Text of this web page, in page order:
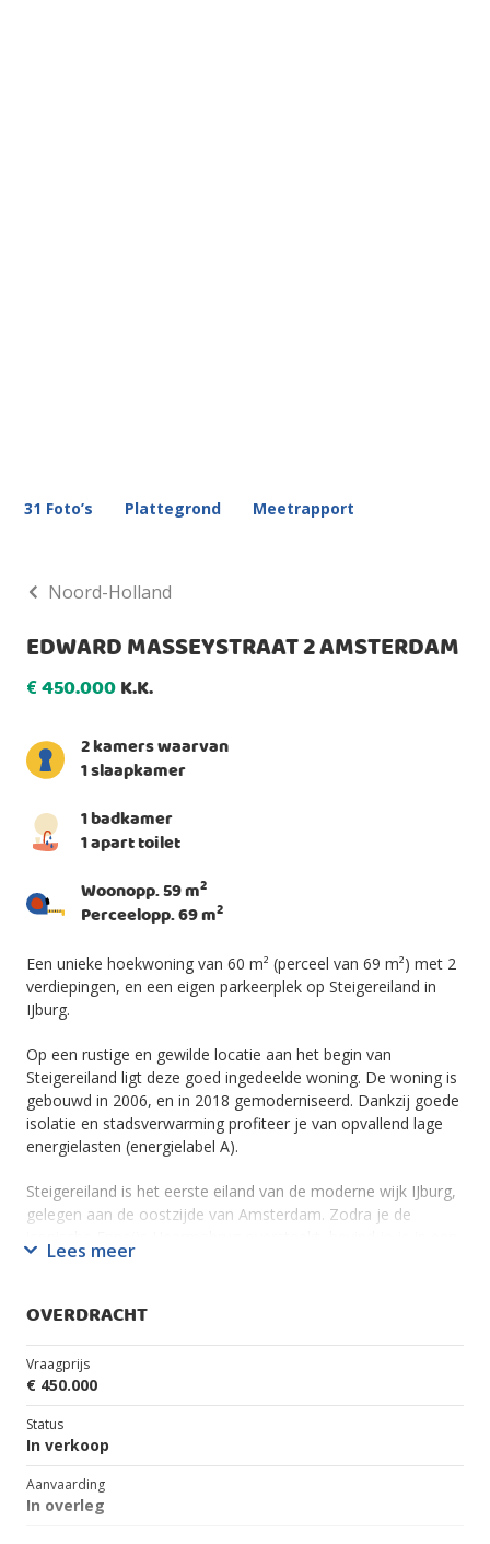
31 Foto’s Plattegrond Meetrapport
Noord-Holland
EDWARD MASSEYSTRAAT 2 AMSTERDAM
€450.000K.K.
2 kamers waarvan
1 slaapkamer
1 badkamer
1 apart toilet
Woonopp. 59 m2
Perceelopp. 69 m2
Een unieke hoekwoning van 60 m² (perceel van 69 m²) met 2
verdiepingen, en een eigen parkeerplek op Steigereiland in
IJburg.
Op een rustige en gewilde locatie aan het begin van
Steigereiland ligt deze goed ingedeelde woning. De woning is
gebouwd in 2006, en in 2018 gemoderniseerd. Dankzij goede
isolatie en stadsverwarming profiteer je van opvallend lage
energielasten (energielabel A).
Steigereiland is het eerste eiland van de moderne wijk IJburg,
gelegen aan de oostzijde van Amsterdam. Zodra je de
uniek stadsdeel waar water, architectuur en rust
Diemerpark, de winkels bij de IJburglaan en tram 26 richting
scholen, sportfaciliteiten en recreatie zijn dichtbij.
De ringweg A-10 is goed en snel te bereiken.
Vanaf +-15u kun je heerlijk in de zon zitten in je eigen
voortuin. (lente/zomer)
Indeling:
Op de begane grond bevinden zich een ruime slaapkamer,
Lees meer
OVERDRACHT
Vraagprijs
€ 450.000
Status
In verkoop
Aanvaarding
In overleg